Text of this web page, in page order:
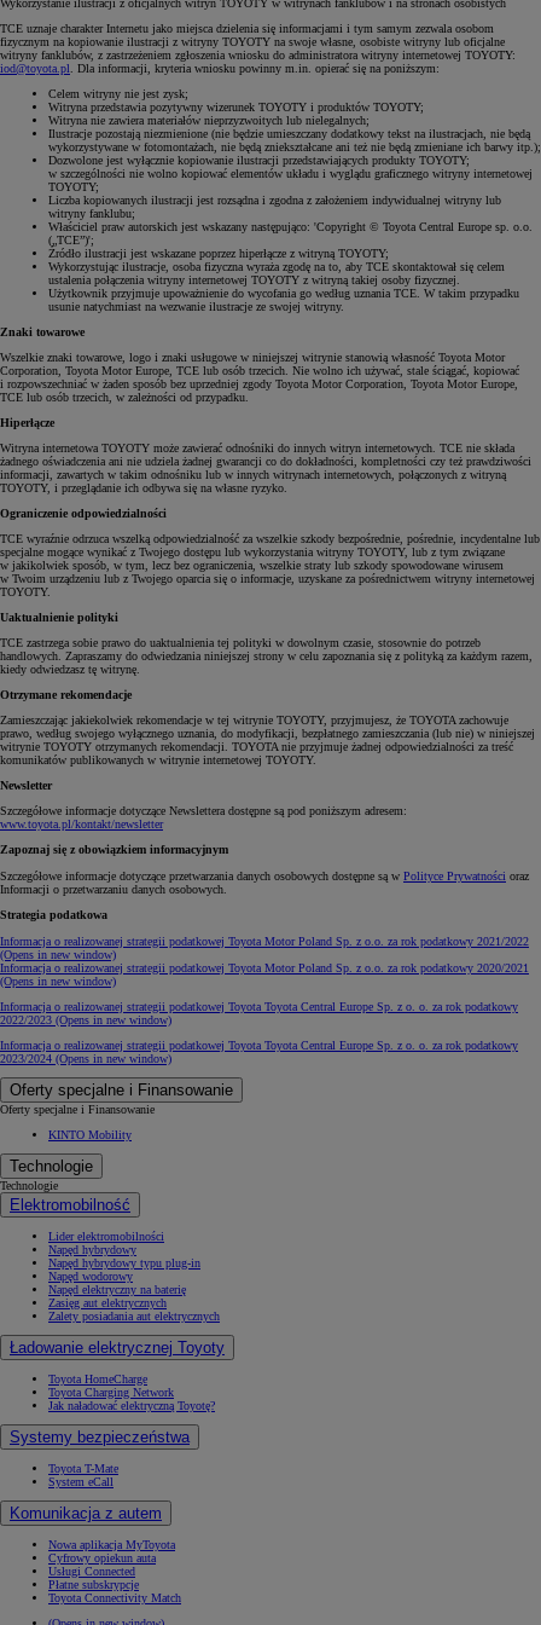
Wykorzystanie ilustracji z oficjalnych witryn TOYOTY w witrynach fanklubów i na stronach osobistych
TCE uznaje charakter Internetu jako miejsca dzielenia się informacjami i tym samym zezwala osobom
fizycznym na kopiowanie ilustracji z witryny TOYOTY na swoje własne, osobiste witryny lub oficjalne
witryny fanklubów, z zastrzeżeniem zgłoszenia wniosku do administratora witryny internetowej TOYOTY:
iod@toyota.pl . Dla informacji, kryteria wniosku powinny m.in. opierać się na poniższym:
Celem witryny nie jest zysk;
Witryna przedstawia pozytywny wizerunek TOYOTY i produktów TOYOTY;
Witryna nie zawiera materiałów nieprzyzwoitych lub nielegalnych;
Ilustracje pozostają niezmienione (nie będzie umieszczany dodatkowy tekst na ilustracjach, nie będą
wykorzystywane w fotomontażach, nie będą zniekształcane ani też nie będą zmieniane ich barwy itp.);
Dozwolone jest wyłącznie kopiowanie ilustracji przedstawiających produkty TOYOTY;
w szczególności nie wolno kopiować elementów układu i wyglądu graficznego witryny internetowej
TOYOTY;
Liczba kopiowanych ilustracji jest rozsądna i zgodna z założeniem indywidualnej witryny lub
witryny fanklubu;
Właściciel praw autorskich jest wskazany następująco: 'Copyright © Toyota Central Europe sp. o.o.
(„TCE”)';
Źródło ilustracji jest wskazane poprzez hiperłącze z witryną TOYOTY;
Wykorzystując ilustracje, osoba fizyczna wyraża zgodę na to, aby TCE skontaktował się celem
ustalenia połączenia witryny internetowej TOYOTY z witryną takiej osoby fizycznej.
Użytkownik przyjmuje upoważnienie do wycofania go według uznania TCE. W takim przypadku
usunie natychmiast na wezwanie ilustracje ze swojej witryny.
Znaki towarowe
Wszelkie znaki towarowe, logo i znaki usługowe w niniejszej witrynie stanowią własność Toyota Motor
Corporation, Toyota Motor Europe, TCE lub osób trzecich. Nie wolno ich używać, stale ściągać, kopiować
i rozpowszechniać w żaden sposób bez uprzedniej zgody Toyota Motor Corporation, Toyota Motor Europe,
TCE lub osób trzecich, w zależności od przypadku.
Hiperłącze
Witryna internetowa TOYOTY może zawierać odnośniki do innych witryn internetowych. TCE nie składa
żadnego oświadczenia ani nie udziela żadnej gwarancji co do dokładności, kompletności czy też prawdziwości
informacji, zawartych w takim odnośniku lub w innych witrynach internetowych, połączonych z witryną
TOYOTY, i przeglądanie ich odbywa się na własne ryzyko.
Ograniczenie odpowiedzialności
TCE wyraźnie odrzuca wszelką odpowiedzialność za wszelkie szkody bezpośrednie, pośrednie, incydentalne lub
specjalne mogące wynikać z Twojego dostępu lub wykorzystania witryny TOYOTY, lub z tym związane
w jakikolwiek sposób, w tym, lecz bez ograniczenia, wszelkie straty lub szkody spowodowane wirusem
w Twoim urządzeniu lub z Twojego oparcia się o informacje, uzyskane za pośrednictwem witryny internetowej
TOYOTY.
Uaktualnienie polityki
TCE zastrzega sobie prawo do uaktualnienia tej polityki w dowolnym czasie, stosownie do potrzeb
handlowych. Zapraszamy do odwiedzania niniejszej strony w celu zapoznania się z polityką za każdym razem,
kiedy odwiedzasz tę witrynę.
Otrzymane rekomendacje
Zamieszczając jakiekolwiek rekomendacje w tej witrynie TOYOTY, przyjmujesz, że TOYOTA zachowuje
prawo, według swojego wyłącznego uznania, do modyfikacji, bezpłatnego zamieszczania (lub nie) w niniejszej
witrynie TOYOTY otrzymanych rekomendacji. TOYOTA nie przyjmuje żadnej odpowiedzialności za treść
komunikatów publikowanych w witrynie internetowej TOYOTY.
Newsletter
Szczegółowe informacje dotyczące Newslettera dostępne są pod poniższym adresem:
www.toyota.pl/kontakt/newsletter
Zapoznaj się z obowiązkiem informacyjnym
Szczegółowe informacje dotyczące przetwarzania danych osobowych dostępne są w Polityce Prywatności oraz
Informacji o przetwarzaniu danych osobowych.
Strategia podatkowa
Informacja o realizowanej strategii podatkowej Toyota Motor Poland Sp. z o.o. za rok podatkowy 2021/2022
(Opens in new window)
Informacja o realizowanej strategii podatkowej Toyota Motor Poland Sp. z o.o. za rok podatkowy 2020/2021
(Opens in new window)
Informacja o realizowanej strategii podatkowej Toyota Toyota Central Europe Sp. z o. o. za rok podatkowy
2022/2023 (Opens in new window)
Informacja o realizowanej strategii podatkowej Toyota Toyota Central Europe Sp. z o. o. za rok podatkowy
2023/2024 (Opens in new window)
Oferty specjalne i Finansowanie
Oferty specjalne i Finansowanie
KINTO Mobility
Technologie
Technologie
Elektromobilność
Lider elektromobilności
Napęd hybrydowy
Napęd hybrydowy typu plug-in
Napęd wodorowy
Napęd elektryczny na baterię
Zasięg aut elektrycznych
Zalety posiadania aut elektrycznych
Ładowanie elektrycznej Toyoty
Toyota HomeCharge
Toyota Charging Network
Jak naładować elektryczną Toyotę?
Systemy bezpieczeństwa
Toyota T-Mate
System eCall
Komunikacja z autem
Nowa aplikacja MyToyota
Cyfrowy opiekun auta
Usługi Connected
Płatne subskrypcje
Toyota Connectivity Match